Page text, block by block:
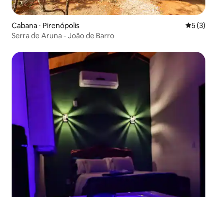
Cabana ⋅ Pirenópolis 5 de
5 (3)
Serra de Aruna - João de Barro